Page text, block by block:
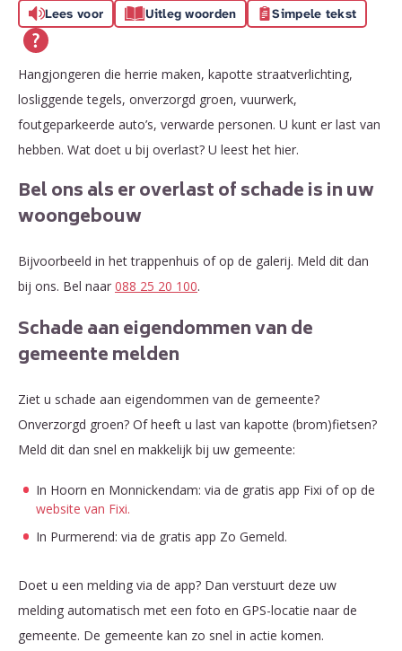
Lees voor Uitleg woorden Simpele tekst
Hangjongeren die herrie maken, kapotte straatverlichting,
losliggende tegels, onverzorgd groen, vuurwerk,
foutgeparkeerde auto’s, verwarde personen. U kunt er last van
hebben. Wat doet u bij overlast? U leest het hier.
Bel ons als er overlast of schade is in uw
woongebouw
Bijvoorbeeld in het trappenhuis of op de galerij. Meld dit dan
bij ons. Bel naar 088 25 20 100.
Schade aan eigendommen van de
gemeente melden
Ziet u schade aan eigendommen van de gemeente?
Onverzorgd groen? Of heeft u last van kapotte (brom)fietsen?
Meld dit dan snel en makkelijk bij uw gemeente:
In Hoorn en Monnickendam: via de gratis app Fixi of op de
website van Fixi.
In Purmerend: via de gratis app Zo Gemeld.
Doet u een melding via de app? Dan verstuurt deze uw
melding automatisch met een foto en GPS-locatie naar de
gemeente. De gemeente kan zo snel in actie komen.